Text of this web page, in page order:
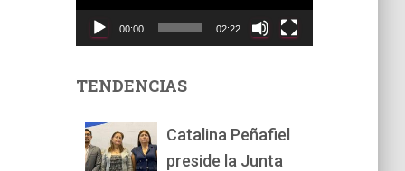
t
00:00 02:22
TENDENCIAS
Catalina Peñafiel
preside la Junta